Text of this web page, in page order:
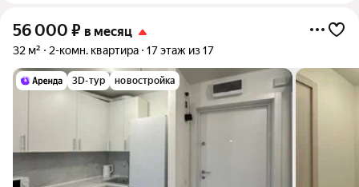
56 000 ₽ в месяц
32 м² 2-комн. квартира 17 этаж из 17
3D-тур новостройка